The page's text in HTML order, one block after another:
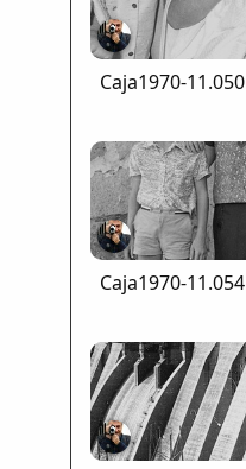
Caja1970-11.050
Caja1970-11.054